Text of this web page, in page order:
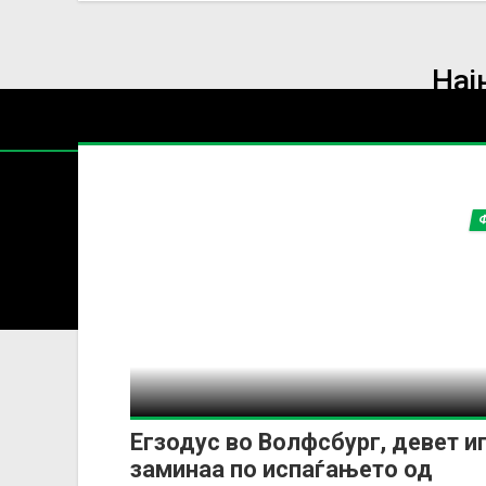
2.
Егзодус во Волфсбург, девет
заминаа по испаѓањето од
За секоја форма на распространување,